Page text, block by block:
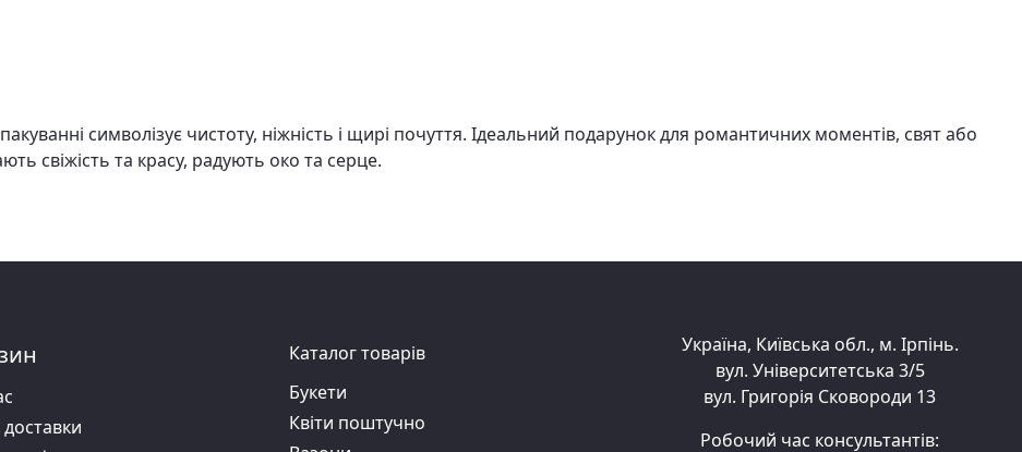
символізує чистоту, ніжність і щирі почуття. Ідеальний подарунок для романтичних моментів, свят або
свіжість та красу, радують око та серце.
Україна, Київська обл., м. Ірпінь.
вул. Університетська 3/5
вул. Григорія Сковороди 13
Робочий час консультантів:
Каталог товарів
Букети
Квіти поштучно